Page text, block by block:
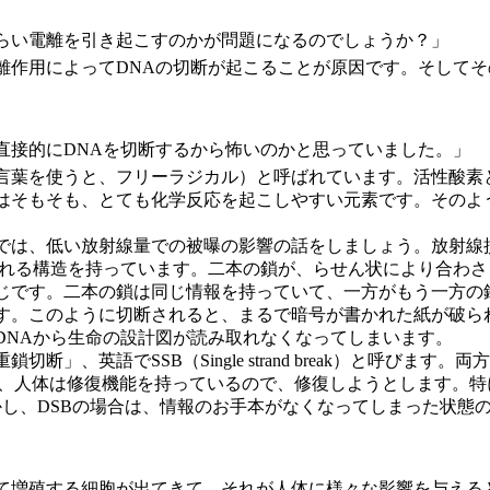
電離を引き起こすのかが問題になるのでしょうか？」
用によってDNAの切断が起こることが原因です。そして
的にDNAを切断するから怖いのかと思っていました。」
を使うと、フリーラジカル）と呼ばれています。活性酸
もそも、とても化学反応を起こしやすい元素です。その
、低い放射線量での被曝の影響の話をしましょう。放射
る構造を持っています。二本の鎖が、らせん状により合わ
す。二本の鎖は同じ情報を持っていて、一方がもう一方
このように切断されると、まるで暗号が書かれた紙が破
から生命の設計図が読み取れなくなってしまいます。
切断」、英語でSSB（Single strand break）と呼びます。両
人体は修復機能を持っているので、修復しようとします。
、DSBの場合は、情報のお手本がなくなってしまった状